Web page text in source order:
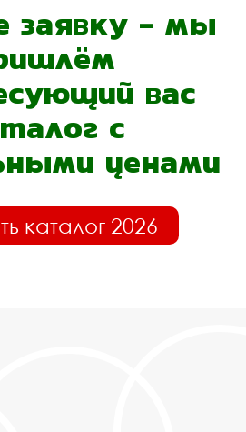
заявку - мы
вас
с
ценами
каталог 2026